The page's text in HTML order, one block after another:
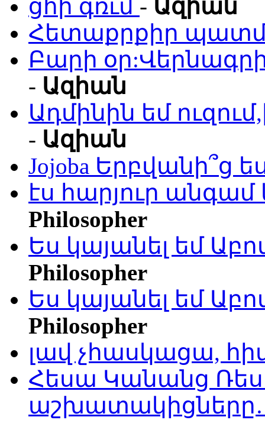
ցհի գռւմ - Ազիան
Հետաքրքիր
Բարի
- Ազիան
Ադմինին եմ
- Ազիան
Jojoba Երբվանի՞ց
էս հարյուր
Philosopher
Ես կայանել եմ
Philosopher
Ես կայանել եմ
Philosopher
լավ չհասկացա,
Հեսա Կանանց